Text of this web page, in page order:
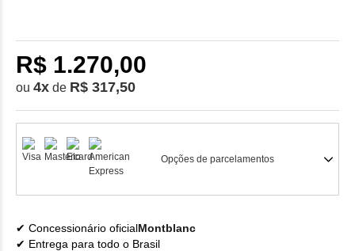
R$ 1.270,00
ou 4x de R$ 317,50
Opções de parcelamentos
Concessionário oficialMontblanc
Entrega para todo o Brasil